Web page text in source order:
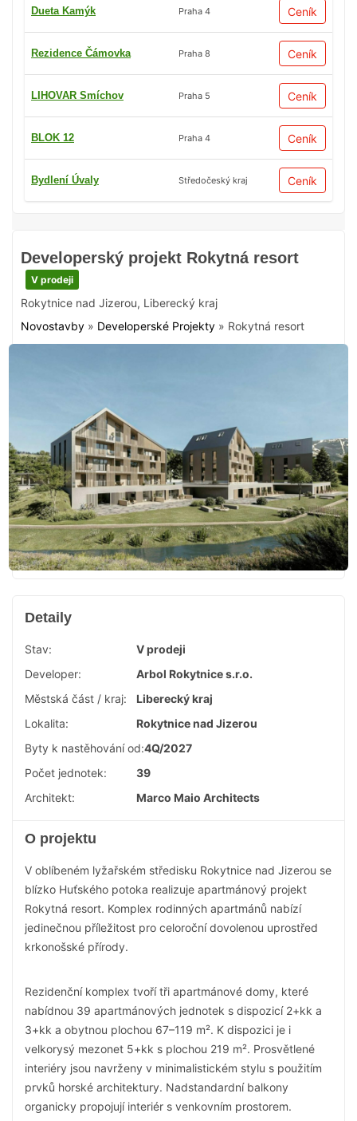
Developerský projekt Rokytná resort
V prodeji
Rokytnice nad Jizerou, Liberecký kraj
Novostavby » Developerské Projekty » Rokytná resort
Dueta Kamýk Praha 4 Ceník
Rezidence Čámovka Praha 8 Ceník
LIHOVAR Smíchov Praha 5 Ceník
BLOK 12 Praha 4 Ceník
Bydlení Úvaly Středočeský kraj Ceník
Detaily
Stav:
V prodeji
Developer:
Arbol Rokytnice s.r.o.
Městská část / kraj:
Liberecký kraj
Lokalita:
Rokytnice nad Jizerou
Byty k nastěhování od:4Q/2027
Počet jednotek:
39
Architekt:
Marco Maio Architects
O projektu
V oblíbeném lyžařském středisku Rokytnice nad Jizerou se
blízko Huťského potoka realizuje apartmánový projekt
Rokytná resort. Komplex rodinných apartmánů nabízí
jedinečnou příležitost pro celoroční dovolenou uprostřed
krkonošské přírody.
Rezidenční komplex tvoří tři apartmánové domy, které
nabídnou 39 apartmánových jednotek s dispozicí 2+kk a
3+kk a obytnou plochou 67–119 m². K dispozici je i
velkorysý mezonet 5+kk s plochou 219 m². Prosvětlené
interiéry jsou navrženy v minimalistickém stylu s použitím
prvků horské architektury. Nadstandardní balkony
organicky propojují interiér s venkovním prostorem.